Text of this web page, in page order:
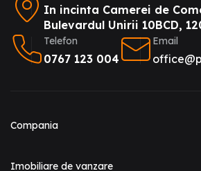
In incinta Camerei de
Bulevardul Unirii 10BCD,
Telefon
0767 123 004
Email
Compania
Imobiliare de vanzare